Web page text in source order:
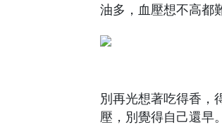
油多，血壓想不高都
別再光想著吃得香，
壓，別覺得自己還早。